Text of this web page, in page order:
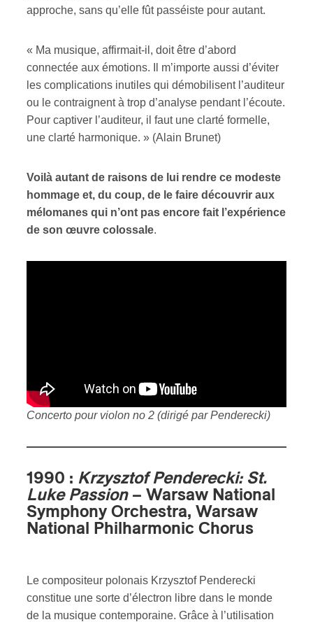
approche, sans qu’elle fût passéiste pour autant.
« Ma musique, affirmait-il, doit être d’abord
connectée aux émotions. Il m’importe aussi d’éviter
les complications inutiles qui démobilisent l’auditeur
ou le contraignent à trop d’analyse pendant l’écoute.
Pour captiver l’auditeur, il faut une clarté formelle,
une clarté harmonique. » (Alain Brunet)
Voilà autant de raisons de lui rendre ce modeste
hommage et, du coup, de le faire découvrir aux
mélomanes qui n’ont pas encore fait l’expérience
de son œuvre colossale.
Concerto pour violon no 2 (dirigé par Penderecki)
1990 : Krzysztof Penderecki: St.
Luke Passion– Warsaw National
Symphony Orchestra, Warsaw
National Philharmonic Chorus
Le compositeur polonais Krzysztof Penderecki
constitue une sorte d’électron libre dans le monde
de la musique contemporaine. Grâce à l’utilisation